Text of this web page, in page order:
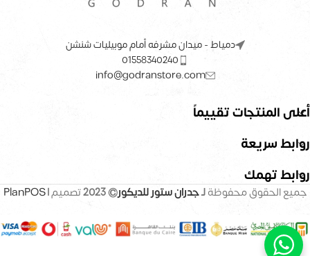
دمياط - ميدان مشرفه أمام موبيليات شنشن
01558340240
info@godranstore.com
أعلى المنتجات تقييماً
روابط سريعة
روابط تهمك
جميع الحقوق محفوظةلـجدران ستور للديكور© 2023 تصميم |PlanPOS